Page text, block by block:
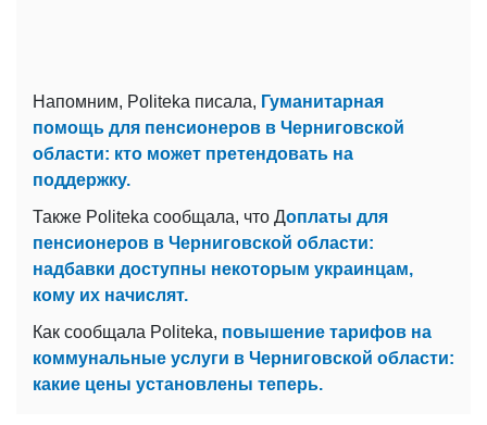
Напомним, Politeka писала, Гуманитарная
помощь для пенсионеров в Черниговской
области: кто может претендовать на
поддержку.
Также Politeka сообщала, что Доплаты для
пенсионеров в Черниговской области:
надбавки доступны некоторым украинцам,
кому их начислят.
Как сообщала Politeka, повышение тарифов на
коммунальные услуги в Черниговской области:
какие цены установлены теперь.